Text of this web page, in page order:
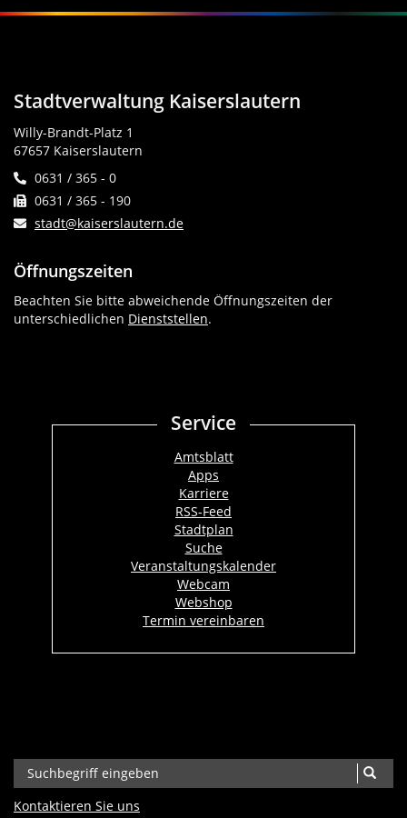
Stadtverwaltung Kaiserslautern
Willy-Brandt-Platz 1
67657 Kaiserslautern
0631 / 365 - 0
0631 / 365 - 190
stadt@kaiserslautern.de
Öffnungszeiten
Beachten Sie bitte abweichende Öffnungszeiten der
unterschiedlichen Dienststellen.
Service
Amtsblatt
Apps
Karriere
RSS-Feed
Stadtplan
Suche
Veranstaltungskalender
Webcam
Webshop
Termin vereinbaren
Kontaktieren Sie uns